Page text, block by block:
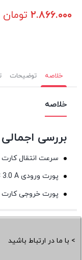
۲.۸۶۶.۰۰۰ تومان
خلاصه توضیحات
خلاصه
بررسی
سرعت انتقال کارت حافظه 100
پورت ورودی USB 3.0 A و USB-C 3.1
پورت خروجی کارت SD و TF
> با ما در ارتباط باشید